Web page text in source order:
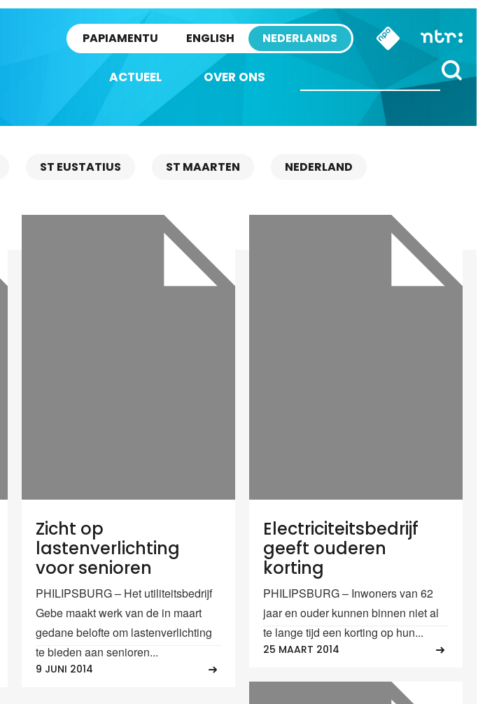
PAPIAMENTU ENGLISH NEDERLANDS
ACTUEEL OVER ONS
ST EUSTATIUS ST MAARTEN NEDERLAND
Zicht op
lastenverlichting
voor senioren
PHILIPSBURG – Het utiliteitsbedrijf
Gebe maakt werk van de in maart
gedane belofte om lastenverlichting
te bieden aan senioren...
9 JUNI 2014
Electriciteitsbedrijf
geeft ouderen
korting
PHILIPSBURG – Inwoners van 62
jaar en ouder kunnen binnen niet al
te lange tijd een korting op hun...
25 MAART 2014